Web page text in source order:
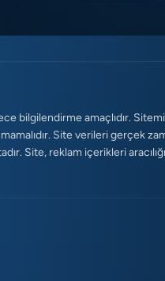
bilgilendirme amaçlıdır.
Site verileri gerçek
Site, reklam içerikleri